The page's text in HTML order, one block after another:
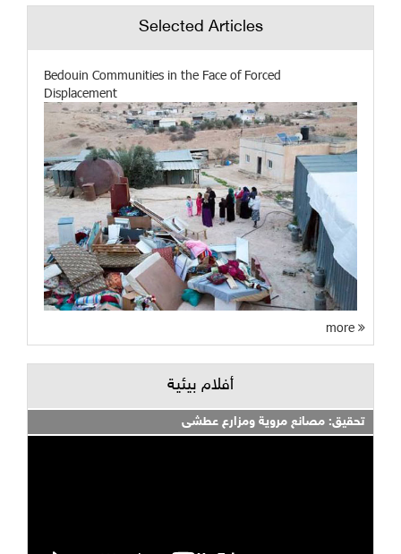
Selected Articles
Bedouin Communities in the Face of Forced
Displacement
أفلام بيئية
تحقيق: مصانع مروية ومزارع عطشى